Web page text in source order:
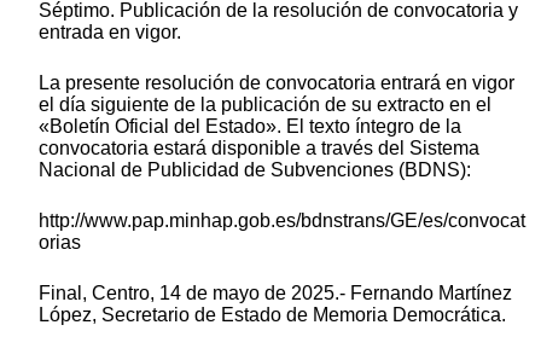
Séptimo. Publicación de la resolución de convocatoria y
entrada en vigor.
La presente resolución de convocatoria entrará en vigor
el día siguiente de la publicación de su extracto en el
«Boletín Oficial del Estado». El texto íntegro de la
convocatoria estará disponible a través del Sistema
Nacional de Publicidad de Subvenciones (BDNS):
http://www.pap.minhap.gob.es/bdnstrans/GE/es/convocat
orias
Final, Centro, 14 de mayo de 2025.- Fernando Martínez
López, Secretario de Estado de Memoria Democrática.